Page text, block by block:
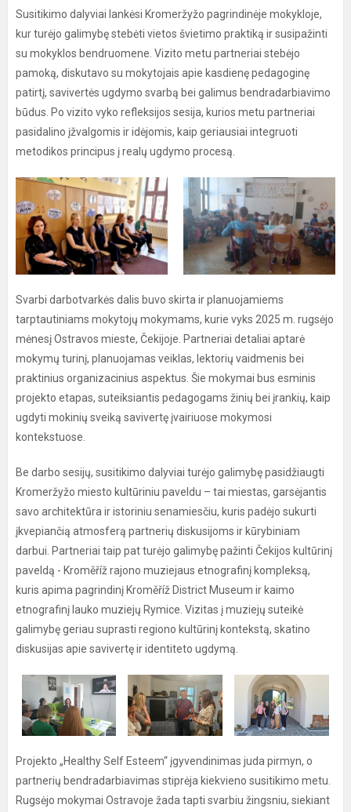
Susitikimo dalyviai lankėsi Kromeržyžo pagrindinėje mokykloje,
kur turėjo galimybę stebėti vietos švietimo praktiką ir susipažinti
su mokyklos bendruomene. Vizito metu partneriai stebėjo
pamoką, diskutavo su mokytojais apie kasdienę pedagoginę
patirtį, savivertės ugdymo svarbą bei galimus bendradarbiavimo
būdus. Po vizito vyko refleksijos sesija, kurios metu partneriai
pasidalino įžvalgomis ir idėjomis, kaip geriausiai integruoti
metodikos principus į realų ugdymo procesą.
Svarbi darbotvarkės dalis buvo skirta ir planuojamiems
tarptautiniams mokytojų mokymams, kurie vyks 2025 m. rugsėjo
mėnesį Ostravos mieste, Čekijoje. Partneriai detaliai aptarė
mokymų turinį, planuojamas veiklas, lektorių vaidmenis bei
praktinius organizacinius aspektus. Šie mokymai bus esminis
projekto etapas, suteiksiantis pedagogams žinių bei įrankių, kaip
ugdyti mokinių sveiką savivertę įvairiuose mokymosi
kontekstuose.
Be darbo sesijų, susitikimo dalyviai turėjo galimybę pasidžiaugti
Kromeržyžo miesto kultūriniu paveldu – tai miestas, garsėjantis
savo architektūra ir istoriniu senamiesčiu, kuris padėjo sukurti
įkvepiančią atmosferą partnerių diskusijoms ir kūrybiniam
darbui. Partneriai taip pat turėjo galimybę pažinti Čekijos kultūrinį
paveldą - Kroměříž rajono muziejaus etnografinį kompleksą,
kuris apima pagrindinį Kroměříž District Museum ir kaimo
etnografinį lauko muziejų Rymice. Vizitas į muziejų suteikė
galimybę geriau suprasti regiono kultūrinį kontekstą, skatino
diskusijas apie savivertę ir identiteto ugdymą.
Projekto „Healthy Self Esteem“ įgyvendinimas juda pirmyn, o
partnerių bendradarbiavimas stiprėja kiekvieno susitikimo metu.
Rugsėjo mokymai Ostravoje žada tapti svarbiu žingsniu, siekiant